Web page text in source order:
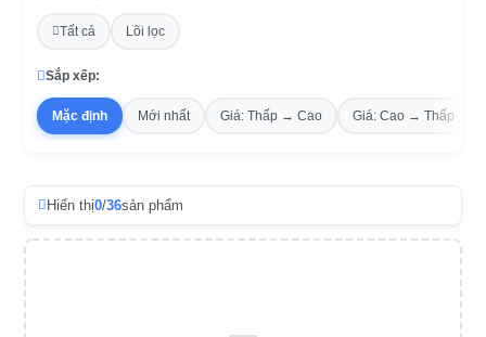
Tất cả Lõi lọc
Sắp xếp:
Mặc định Mới nhất Giá: Thấp → Cao Giá: Cao → Thấp
Hiển thị0/36sản phẩm